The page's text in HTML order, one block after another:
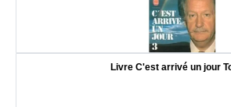
Livre C'est arrivé un jour